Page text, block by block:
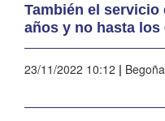
También el servicio
años y no hasta los
23/11/2022 10:12 |